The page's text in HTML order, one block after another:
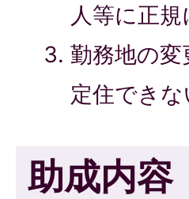
人等に正
勤務地の
定住でき
助成内容